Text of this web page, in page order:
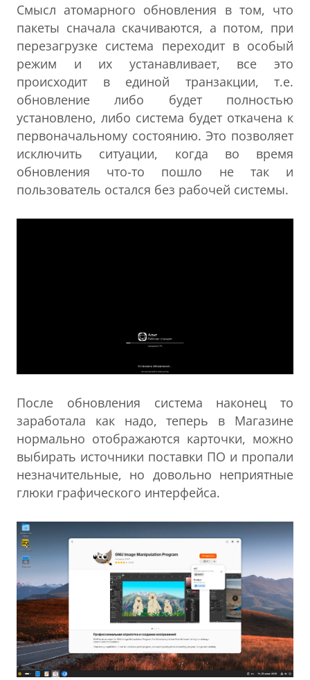
Смысл атомарного обновления в том, что
пакеты сначала скачиваются, а потом, при
перезагрузке система переходит в особый
режим и их устанавливает, все это
происходит в единой транзакции, т.е.
обновление либо будет полностью
установлено, либо система будет откачена к
первоначальному состоянию. Это позволяет
исключить ситуации, когда во время
обновления что-то пошло не так и
пользователь остался без рабочей системы.
После обновления система наконец то
заработала как надо, теперь в Магазине
нормально отображаются карточки, можно
выбирать источники поставки ПО и пропали
незначительные, но довольно неприятные
глюки графического интерфейса.